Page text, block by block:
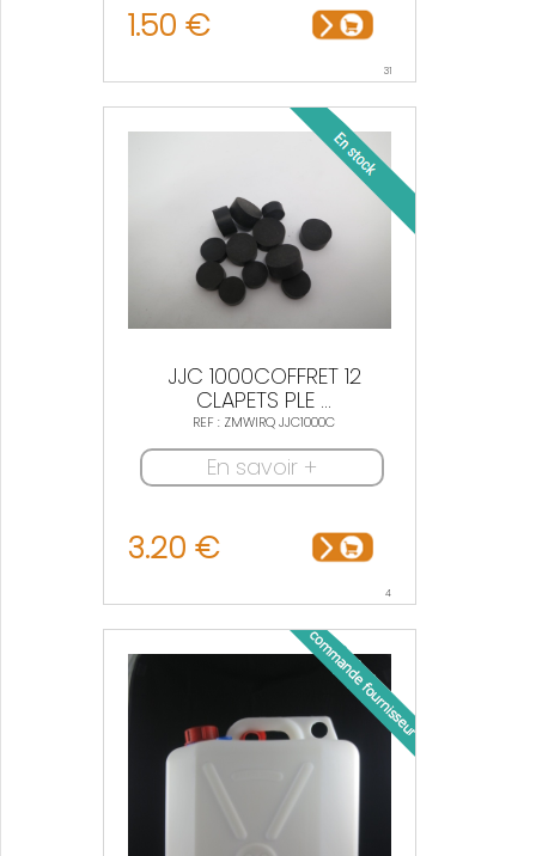
1.50 €
31
JJC 1000COFFRET 12
CLAPETS PLE ...
REF : ZMWIRQ JJC1000C
En savoir +
3.20 €
4